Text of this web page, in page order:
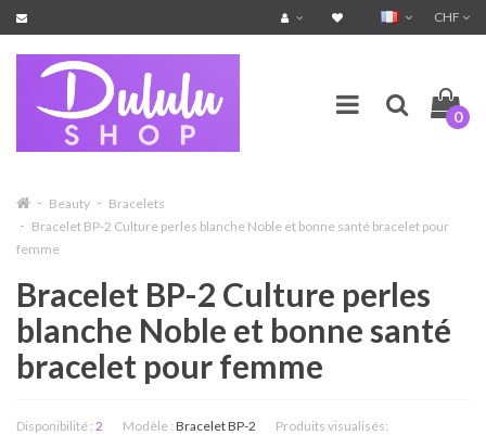
CHF
0
Beauty
Bracelets
Bracelet BP-2 Culture perles blanche Noble et bonne santé bracelet pour
femme
Bracelet BP-2 Culture perles
blanche Noble et bonne santé
bracelet pour femme
Disponibilité : 2 Modèle : Bracelet BP-2 Produits visualisés: